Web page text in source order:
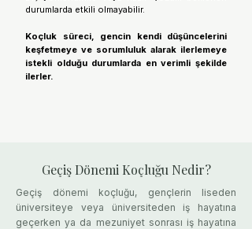
durumlarda etkili olmayabilir.
Koçluk süreci, gencin kendi düşüncelerini
keşfetmeye ve sorumluluk alarak ilerlemeye
istekli olduğu durumlarda en verimli şekilde
ilerler.
Geçiş Dönemi Koçluğu Nedir?
Geçiş dönemi koçluğu, gençlerin liseden
üniversiteye veya üniversiteden iş hayatına
geçerken ya da mezuniyet sonrası iş hayatına